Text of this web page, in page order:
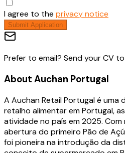
I agree to the privacy notice
Submit Application
Prefer to email? Send your CV to
About Auchan Portugal
A Auchan Retail Portugal é uma
retalho alimentar em Portugal,
atividade no país em 2025.
abertura do primeiro Pão de
foi pioneira na introdução da